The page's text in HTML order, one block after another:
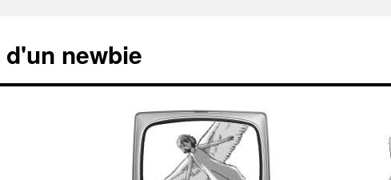
newbie